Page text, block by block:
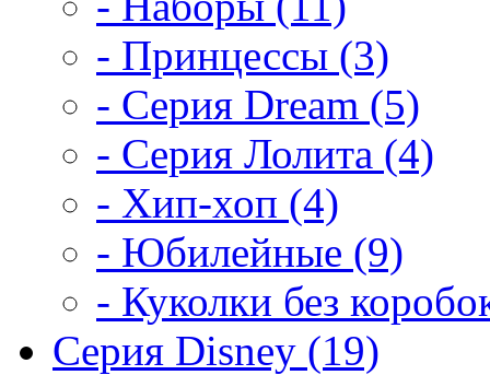
- Принцессы (3)
- Серия Dream (5)
- Серия Лолита (4)
- Хип-хоп (4)
- Юбилейные (9)
- Куколки без
Серия Disney (19)